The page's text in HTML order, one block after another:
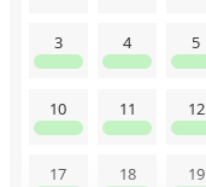
3 4 5
10 11 12
17 18 19